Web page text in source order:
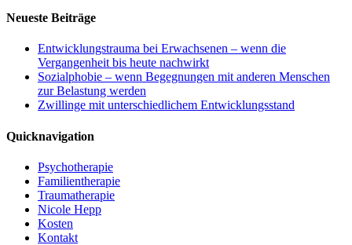
Neueste Beiträge
Entwicklungstrauma bei Erwachsenen – wenn die
Vergangenheit bis heute nachwirkt
Sozialphobie – wenn Begegnungen mit anderen Menschen
zur Belastung werden
Zwillinge mit unterschiedlichem Entwicklungsstand
Quicknavigation
Psychotherapie
Familientherapie
Traumatherapie
Nicole Hepp
Kosten
Kontakt